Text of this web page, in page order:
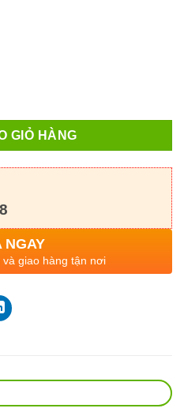
Nước 10 chai số lượng
GIỎ HÀNG
NGAY
giao hàng tận nơi